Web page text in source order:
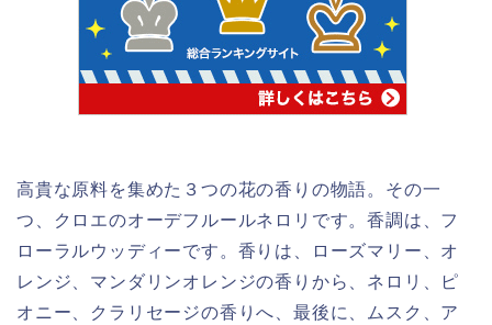
高貴な原料を集めた３つの花の香りの物語。その一
つ、クロエのオーデフルールネロリです。香調は、フ
ローラルウッディーです。香りは、ローズマリー、オ
レンジ、マンダリンオレンジの香りから、ネロリ、ピ
オニー、クラリセージの香りへ、最後に、ムスク、ア